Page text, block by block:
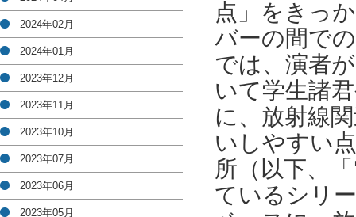
点」をきっ
バーの間で
では、演者
いて学生諸
に、放射線
いしやすい
所（以下、
ているシリ
2024年02月
2024年01月
2023年12月
2023年11月
2023年10月
2023年07月
2023年06月
2023年05月